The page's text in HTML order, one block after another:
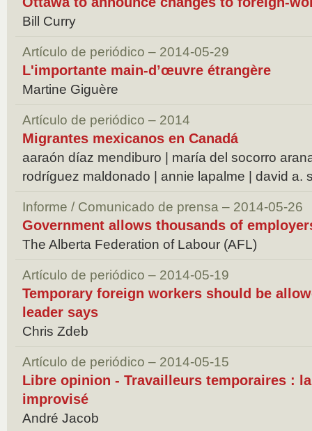
Bill Curry
Artículo de periódico – 2014-05-29
L'importante main-d’œuvre étrangère
Martine Giguère
Artículo de periódico – 2014
Migrantes mexicanos en Canadá
aaraón díaz mendiburo | maría del socorro
rodríguez maldonado | annie lapalme | david a.
Informe / Comunicado de prensa – 2014-05-26
Government allows thousands of
The Alberta Federation of Labour (AFL)
Artículo de periódico – 2014-05-19
Temporary foreign workers should be
leader says
Chris Zdeb
Artículo de periódico – 2014-05-15
Libre opinion - Travailleurs temporaires :
improvisé
André Jacob